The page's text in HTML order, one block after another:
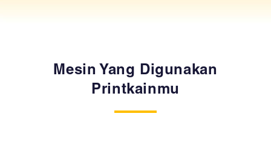
Mesin Yang Digunakan
Printkainmu